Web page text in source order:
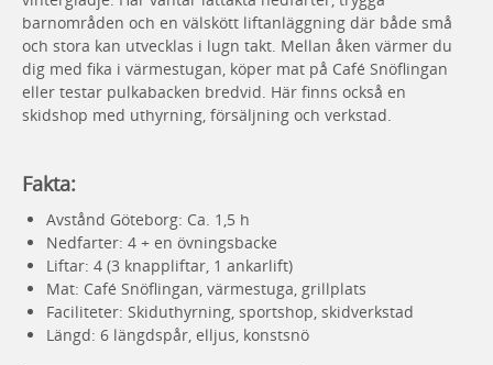
barnområden och en välskött liftanläggning där både små
och stora kan utvecklas i lugn takt. Mellan åken värmer du
dig med fika i värmestugan, köper mat på Café Snöflingan
eller testar pulkabacken bredvid. Här finns också en
skidshop med uthyrning, försäljning och verkstad.
Fakta:
Avstånd Göteborg: Ca. 1,5 h
Nedfarter: 4 + en övningsbacke
Liftar: 4 (3 knappliftar, 1 ankarlift)
Mat: Café Snöflingan, värmestuga, grillplats
Faciliteter: Skiduthyrning, sportshop, skidverkstad
Längd: 6 längdspår, elljus, konstsnö